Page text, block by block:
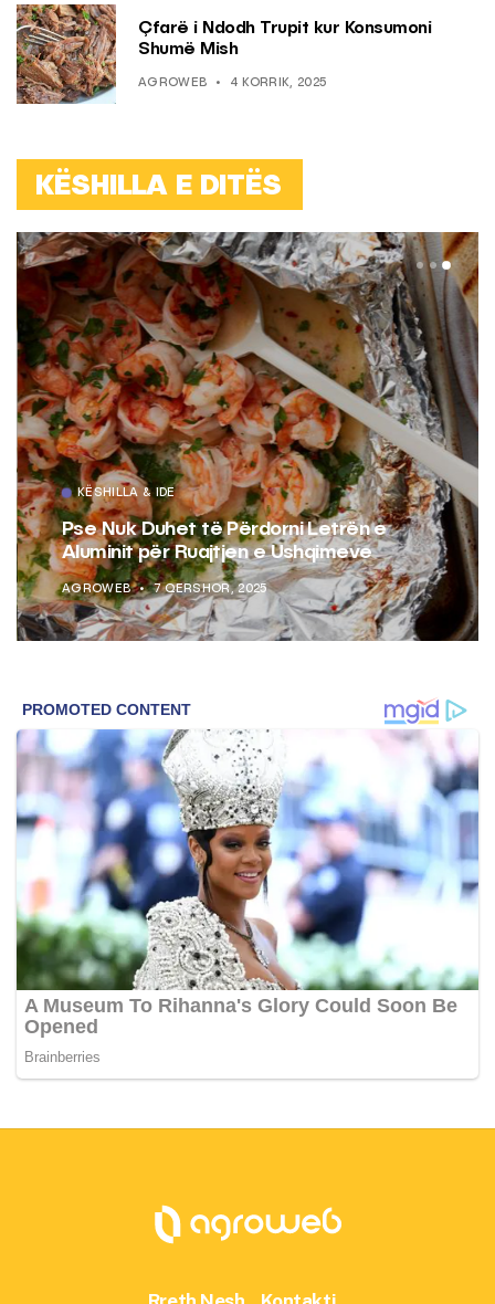
Çfarë i Ndodh Trupit kur Konsumoni
Shumë Mish
AGROWEB 4 KORRIK, 2025
KËSHILLA E DITËS
KËSHILLA & IDE
Pse Nuk Duhet të Përdorni Letrën e
Aluminit për Ruajtjen e Ushqimeve
AGROWEB 7 QERSHOR, 2025